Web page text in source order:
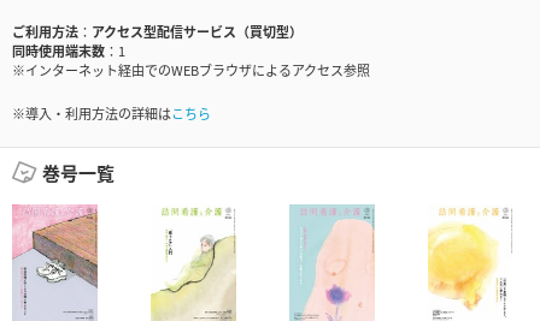
ご利用方法
アクセス型配信サービス（買切型）
同時使用端末数
1
※インターネット経由でのWEBブラウザによるアクセス参照
※導入・利用方法の詳細はこちら
巻号一覧